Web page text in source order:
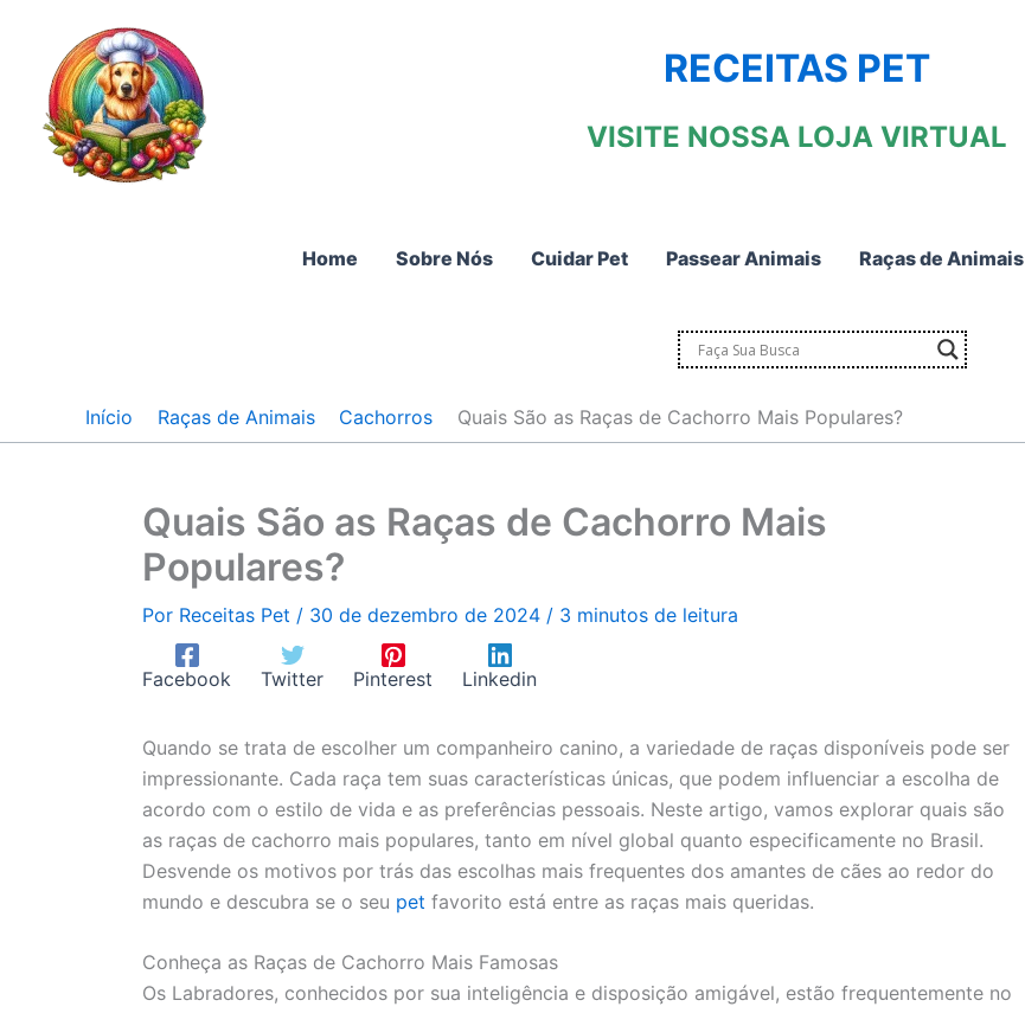
conteúdo
RECEITAS PET
VISITE NOSSA LOJA VIRTUAL
Home Sobre Nós Cuidar Pet Passear Animais Raças de Animais
Início Raças de Animais Cachorros Quais São as Raças de Cachorro Mais Populares?
Quais São as Raças de Cachorro Mais
Populares?
Por Receitas Pet / 30 de dezembro de 2024 / 3 minutos de leitura
Facebook Twitter Pinterest Linkedin
Quando se trata de escolher um companheiro canino, a variedade de raças disponíveis pode ser
impressionante. Cada raça tem suas características únicas, que podem influenciar a escolha de
acordo com o estilo de vida e as preferências pessoais. Neste artigo, vamos explorar quais são
as raças de cachorro mais populares, tanto em nível global quanto especificamente no Brasil.
Desvende os motivos por trás das escolhas mais frequentes dos amantes de cães ao redor do
mundo e descubra se o seu pet favorito está entre as raças mais queridas.
Conheça as Raças de Cachorro Mais Famosas
Os Labradores, conhecidos por sua inteligência e disposição amigável, estão frequentemente no